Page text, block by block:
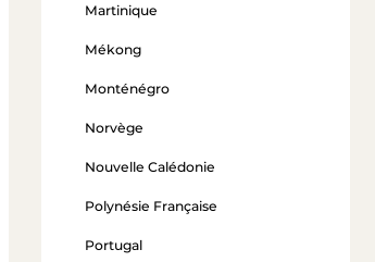
Martinique
Mékong
Monténégro
Norvège
Nouvelle Calédonie
Polynésie Française
Portugal